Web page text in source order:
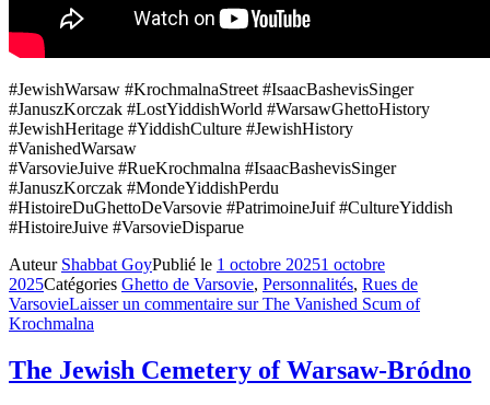
#JewishWarsaw #KrochmalnaStreet #IsaacBashevisSinger
#JanuszKorczak #LostYiddishWorld #WarsawGhettoHistory
#JewishHeritage #YiddishCulture #JewishHistory
#VanishedWarsaw
#VarsovieJuive #RueKrochmalna #IsaacBashevisSinger
#JanuszKorczak #MondeYiddishPerdu
#HistoireDuGhettoDeVarsovie #PatrimoineJuif #CultureYiddish
#HistoireJuive #VarsovieDisparue
Auteur Shabbat GoyPublié le 1 octobre 20251 octobre
2025Catégories Ghetto de Varsovie, Personnalités, Rues de
VarsovieLaisser un commentaire sur The Vanished Scum of
Krochmalna
The Jewish Cemetery of Warsaw-Bródno